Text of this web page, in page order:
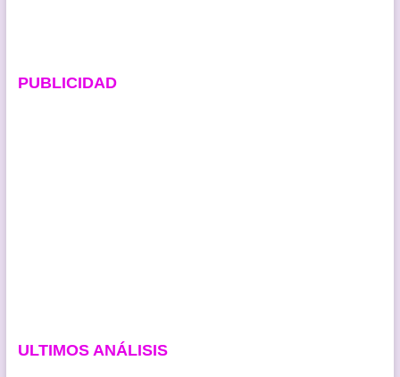
PUBLICIDAD
ULTIMOS ANÁLISIS